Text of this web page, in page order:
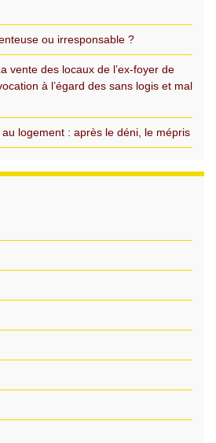
ou irresponsable ?
vente des locaux de l’ex-foyer de
à l’égard des sans logis et mal
au logement : après le déni, le mépris